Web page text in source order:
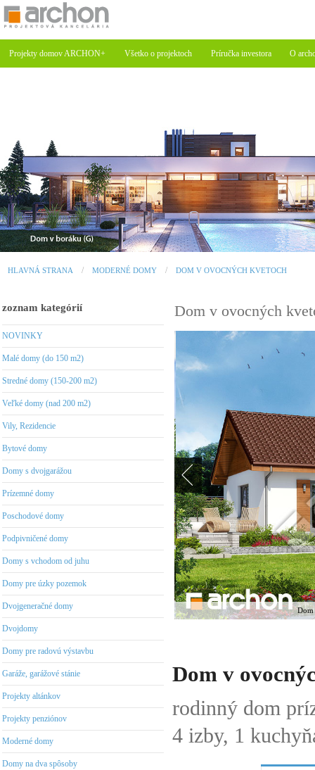
Projekty domov ARCHON+ Všetko o projektoch Príručka investora O
HLAVNÁ STRANA MODERNÉ DOMY DOM V OVOCNÝCH KVETOCH
zoznam kategórií
NOVINKY
Malé domy (do 150 m2)
Stredné domy (150-200 m2)
Veľké domy (nad 200 m2)
Vily, Rezidencie
Bytové domy
Domy s dvojgarážou
Prízemné domy
Poschodové domy
Podpivničené domy
Domy s vchodom od juhu
Domy pre úzky pozemok
Dvojgeneračné domy
Dvojdomy
Domy pre radovú výstavbu
Garáže, garážové stánie
Projekty altánkov
Projekty penziónov
Moderné domy
Domy na dva spôsoby
Dom v ovocných
Dom
Dom v
rodinný dom
4 izby, 1